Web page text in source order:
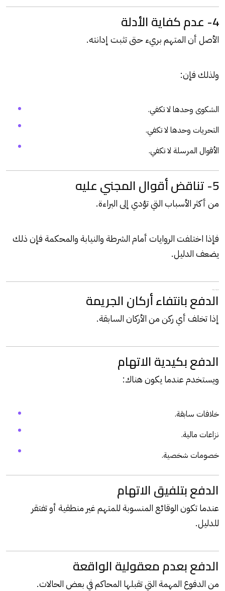
4- عدم كفاية الأدلة
الأصل أن المتهم بريء حتى تثبت إدانته.
ولذلك فإن:
الشكوى وحدها لا تكفي.
التحريات وحدها لا تكفي.
الأقوال المرسلة لا تكفي.
5- تناقض أقوال المجني عليه
من أكثر الأسباب التي تؤدي إلى البراءة.
فإذا اختلفت الروايات أمام الشرطة والنيابة والمحكمة فإن ذلك
يضعف الدليل.
الدفع بانتفاء أركان الجريمة
إذا تخلف أي ركن من الأركان السابقة.
الدفع بكيدية الاتهام
ويستخدم عندما يكون هناك:
خلافات سابقة.
نزاعات مالية.
خصومات شخصية.
الدفع بتلفيق الاتهام
عندما تكون الوقائع المنسوبة للمتهم غير منطقية أو تفتقر
للدليل.
الدفع بعدم معقولية الواقعة
من الدفوع المهمة التي تقبلها المحاكم في بعض الحالات.